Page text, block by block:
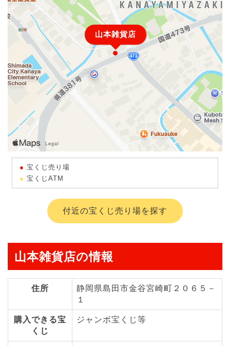
山本雑貨店
宝くじ売り場
宝くじATM
付近の宝くじ売り場を探す
山本雑貨店の情報
住所
静岡県島田市金谷宮崎町２０６５－
１
購入できる宝
くじ
ジャンボ宝くじ等